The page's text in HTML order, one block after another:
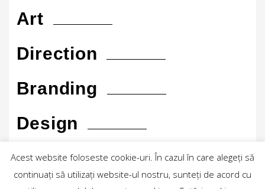
Art
Direction
Branding
Design
Motion
Acest website foloseste cookie-uri. În cazul în care alegeți să
continuați să utilizați website-ul nostru, sunteți de acord cu